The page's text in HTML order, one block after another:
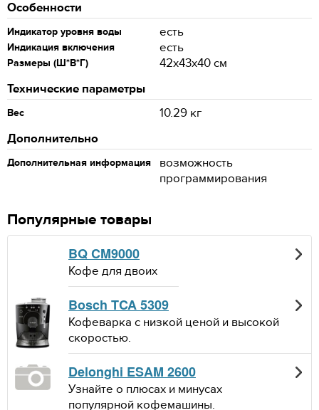
Особенности
Индикатор уровня воды есть
Индикация включения есть
Размеры (Ш*В*Г)
42x43x40 см
Технические параметры
Вес
10.29 кг
Дополнительно
Дополнительная информация
возможность
программирования
Популярные товары
BQ CM9000
Кофе для двоих
Bosch TCA 5309
Кофеварка с низкой ценой и высокой
скоростью.
Delonghi ESAM 2600
Узнайте о плюсах и минусах
популярной кофемашины.